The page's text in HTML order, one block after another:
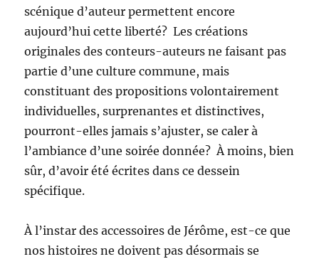
scénique d’auteur permettent encore
aujourd’hui cette liberté? Les créations
originales des conteurs-auteurs ne faisant pas
partie d’une culture commune, mais
constituant des propositions volontairement
individuelles, surprenantes et distinctives,
pourront-elles jamais s’ajuster, se caler à
l’ambiance d’une soirée donnée? À moins, bien
sûr, d’avoir été écrites dans ce dessein
spécifique.
À l’instar des accessoires de Jérôme, est-ce que
nos histoires ne doivent pas désormais se